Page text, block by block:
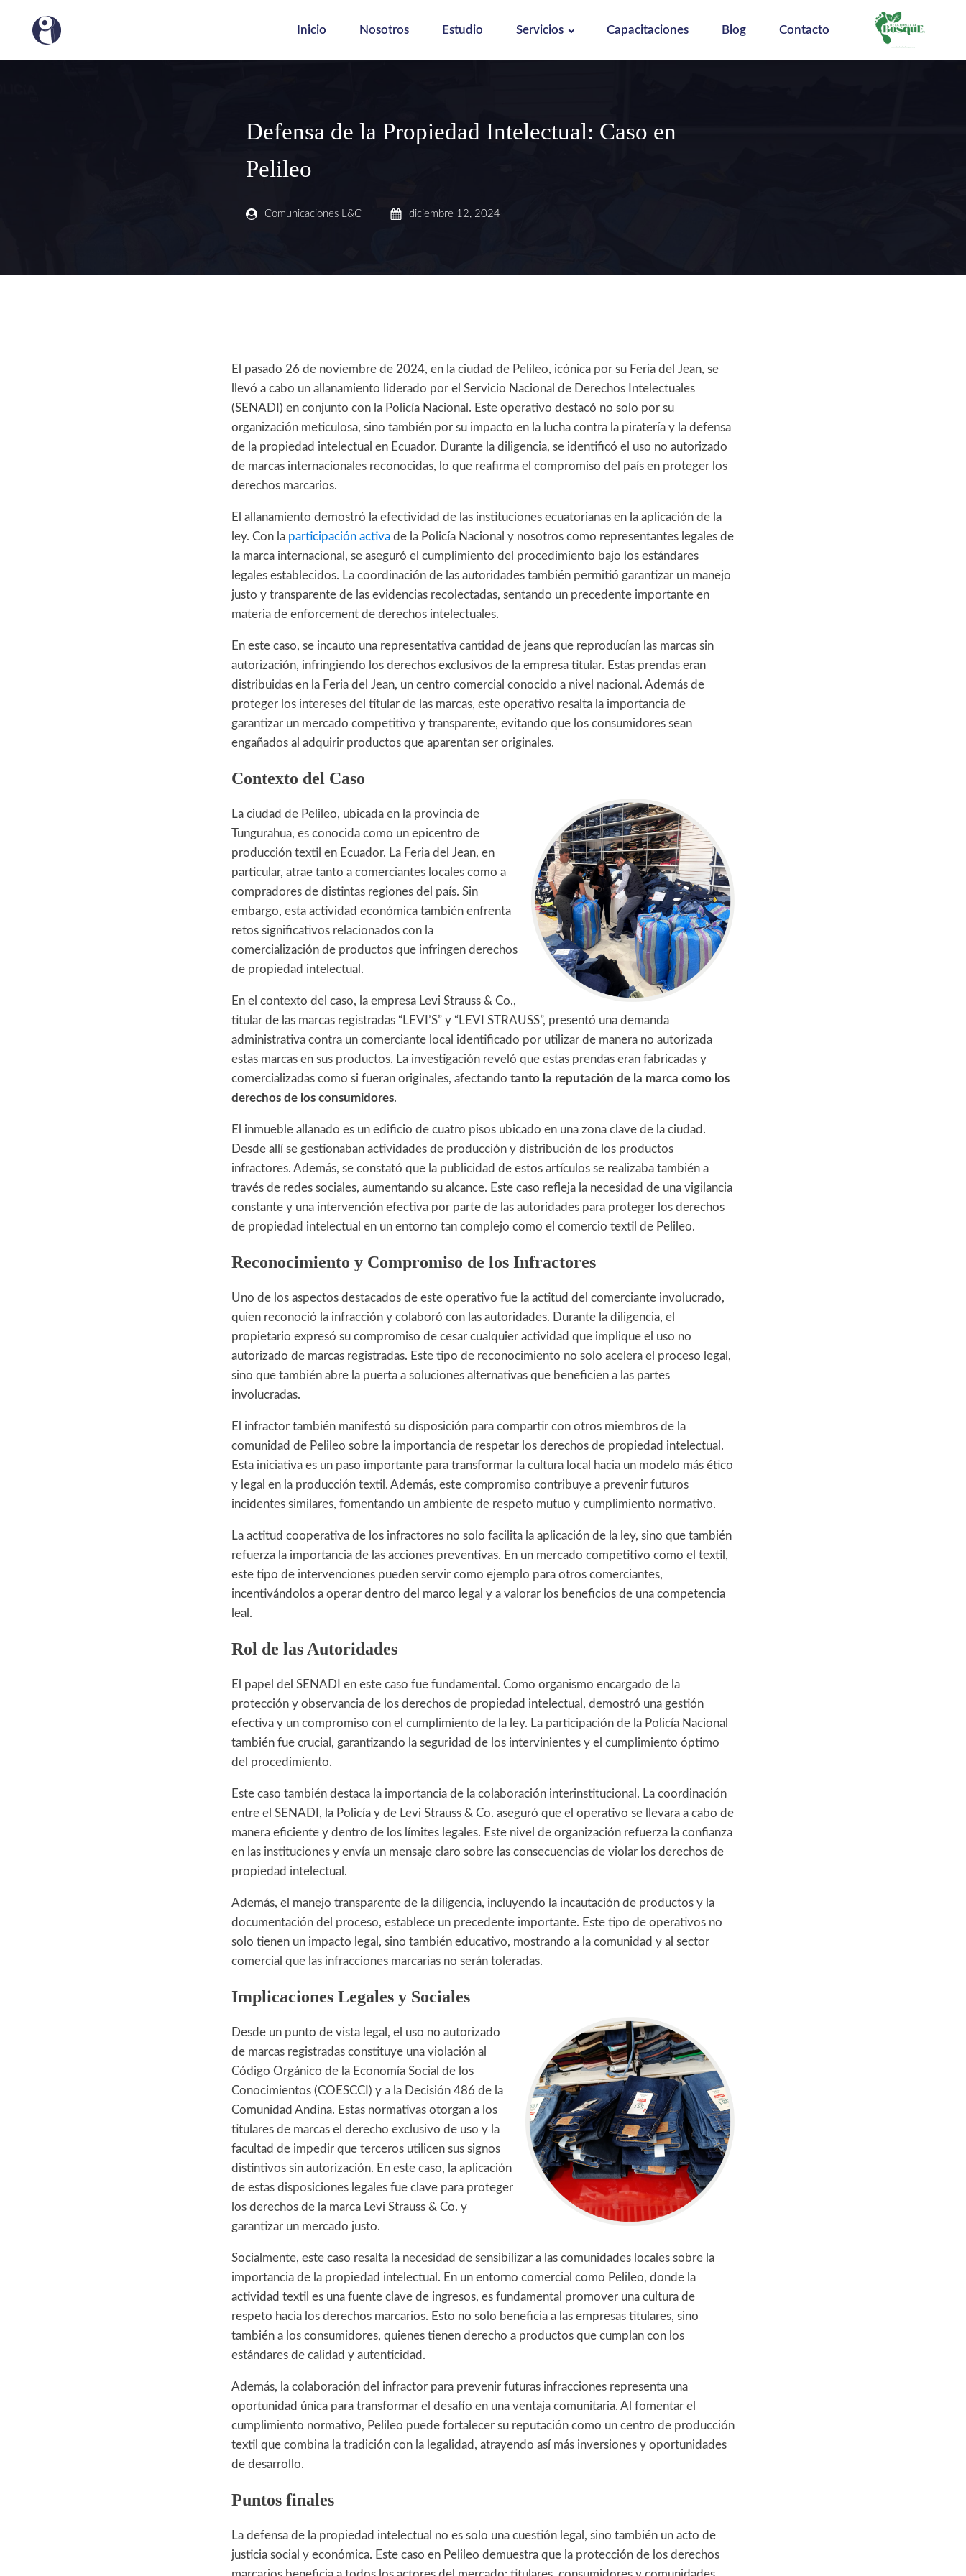
Inicio Nosotros Estudio Servicios Capacitaciones Blog Contacto
Defensa de la Propiedad Intelectual: Caso en
Pelileo
Comunicaciones L&C diciembre 12, 2024
El pasado 26 de noviembre de 2024, en la ciudad de Pelileo, icónica por su Feria del Jean, se
llevó a cabo un allanamiento liderado por el Servicio Nacional de Derechos Intelectuales
(SENADI) en conjunto con la Policía Nacional. Este operativo destacó no solo por su
organización meticulosa, sino también por su impacto en la lucha contra la piratería y la defensa
de la propiedad intelectual en Ecuador. Durante la diligencia, se identificó el uso no autorizado
de marcas internacionales reconocidas, lo que reafirma el compromiso del país en proteger los
derechos marcarios.
El allanamiento demostró la efectividad de las instituciones ecuatorianas en la aplicación de la
ley. Con la participación activa de la Policía Nacional y nosotros como representantes legales de
la marca internacional, se aseguró el cumplimiento del procedimiento bajo los estándares
legales establecidos. La coordinación de las autoridades también permitió garantizar un manejo
justo y transparente de las evidencias recolectadas, sentando un precedente importante en
materia de enforcement de derechos intelectuales.
En este caso, se incauto una representativa cantidad de jeans que reproducían las marcas sin
autorización, infringiendo los derechos exclusivos de la empresa titular. Estas prendas eran
distribuidas en la Feria del Jean, un centro comercial conocido a nivel nacional. Además de
proteger los intereses del titular de las marcas, este operativo resalta la importancia de
garantizar un mercado competitivo y transparente, evitando que los consumidores sean
engañados al adquirir productos que aparentan ser originales.
Contexto del Caso
La ciudad de Pelileo, ubicada en la provincia de
Tungurahua, es conocida como un epicentro de
producción textil en Ecuador. La Feria del Jean, en
particular, atrae tanto a comerciantes locales como a
compradores de distintas regiones del país. Sin
embargo, esta actividad económica también enfrenta
retos significativos relacionados con la
comercialización de productos que infringen derechos
de propiedad intelectual.
En el contexto del caso, la empresa Levi Strauss & Co.,
titular de las marcas registradas “LEVI’S” y “LEVI STRAUSS”, presentó una demanda
administrativa contra un comerciante local identificado por utilizar de manera no autorizada
estas marcas en sus productos. La investigación reveló que estas prendas eran fabricadas y
comercializadas como si fueran originales, afectando tanto la reputación de la marca como los
derechos de los consumidores.
El inmueble allanado es un edificio de cuatro pisos ubicado en una zona clave de la ciudad.
Desde allí se gestionaban actividades de producción y distribución de los productos
infractores. Además, se constató que la publicidad de estos artículos se realizaba también a
través de redes sociales, aumentando su alcance. Este caso refleja la necesidad de una vigilancia
constante y una intervención efectiva por parte de las autoridades para proteger los derechos
de propiedad intelectual en un entorno tan complejo como el comercio textil de Pelileo.
Reconocimiento y Compromiso de los Infractores
Uno de los aspectos destacados de este operativo fue la actitud del comerciante involucrado,
quien reconoció la infracción y colaboró con las autoridades. Durante la diligencia, el
propietario expresó su compromiso de cesar cualquier actividad que implique el uso no
autorizado de marcas registradas. Este tipo de reconocimiento no solo acelera el proceso legal,
sino que también abre la puerta a soluciones alternativas que beneficien a las partes
involucradas.
El infractor también manifestó su disposición para compartir con otros miembros de la
comunidad de Pelileo sobre la importancia de respetar los derechos de propiedad intelectual.
Esta iniciativa es un paso importante para transformar la cultura local hacia un modelo más ético
y legal en la producción textil. Además, este compromiso contribuye a prevenir futuros
incidentes similares, fomentando un ambiente de respeto mutuo y cumplimiento normativo.
La actitud cooperativa de los infractores no solo facilita la aplicación de la ley, sino que también
refuerza la importancia de las acciones preventivas. En un mercado competitivo como el textil,
este tipo de intervenciones pueden servir como ejemplo para otros comerciantes,
incentivándolos a operar dentro del marco legal y a valorar los beneficios de una competencia
leal.
Rol de las Autoridades
El papel del SENADI en este caso fue fundamental. Como organismo encargado de la
protección y observancia de los derechos de propiedad intelectual, demostró una gestión
efectiva y un compromiso con el cumplimiento de la ley. La participación de la Policía Nacional
también fue crucial, garantizando la seguridad de los intervinientes y el cumplimiento óptimo
del procedimiento.
Este caso también destaca la importancia de la colaboración interinstitucional. La coordinación
entre el SENADI, la Policía y de Levi Strauss & Co. aseguró que el operativo se llevara a cabo de
manera eficiente y dentro de los límites legales. Este nivel de organización refuerza la confianza
en las instituciones y envía un mensaje claro sobre las consecuencias de violar los derechos de
propiedad intelectual.
Además, el manejo transparente de la diligencia, incluyendo la incautación de productos y la
documentación del proceso, establece un precedente importante. Este tipo de operativos no
solo tienen un impacto legal, sino también educativo, mostrando a la comunidad y al sector
comercial que las infracciones marcarias no serán toleradas.
Implicaciones Legales y Sociales
Desde un punto de vista legal, el uso no autorizado
de marcas registradas constituye una violación al
Código Orgánico de la Economía Social de los
Conocimientos (COESCCI) y a la Decisión 486 de la
Comunidad Andina. Estas normativas otorgan a los
titulares de marcas el derecho exclusivo de uso y la
facultad de impedir que terceros utilicen sus signos
distintivos sin autorización. En este caso, la aplicación
de estas disposiciones legales fue clave para proteger
los derechos de la marca Levi Strauss & Co. y
garantizar un mercado justo.
Socialmente, este caso resalta la necesidad de sensibilizar a las comunidades locales sobre la
importancia de la propiedad intelectual. En un entorno comercial como Pelileo, donde la
actividad textil es una fuente clave de ingresos, es fundamental promover una cultura de
respeto hacia los derechos marcarios. Esto no solo beneficia a las empresas titulares, sino
también a los consumidores, quienes tienen derecho a productos que cumplan con los
estándares de calidad y autenticidad.
Además, la colaboración del infractor para prevenir futuras infracciones representa una
oportunidad única para transformar el desafío en una ventaja comunitaria. Al fomentar el
cumplimiento normativo, Pelileo puede fortalecer su reputación como un centro de producción
textil que combina la tradición con la legalidad, atrayendo así más inversiones y oportunidades
de desarrollo.
Puntos finales
La defensa de la propiedad intelectual no es solo una cuestión legal, sino también un acto de
justicia social y económica. Este caso en Pelileo demuestra que la protección de los derechos